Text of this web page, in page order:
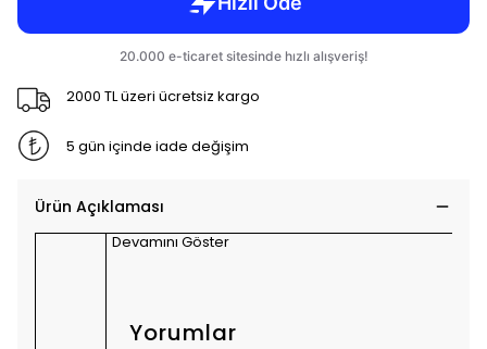
2000 TL üzeri ücretsiz kargo
5 gün içinde iade değişim
Ürün Açıklaması
Devamını Göster
Yorumlar